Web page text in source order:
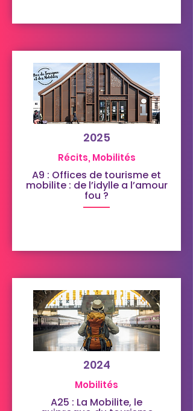
2025
Récits, Mobilités
A9 : Offices de tourisme et
mobilite : de l’idylle a l’amour
fou ?
2024
Mobilités
A25 : La Mobilite, le